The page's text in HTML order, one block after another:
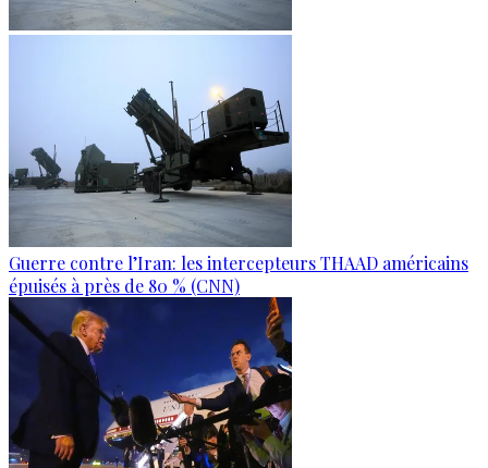
Guerre contre l’Iran: les intercepteurs THAAD américains
épuisés à près de 80 % (CNN)